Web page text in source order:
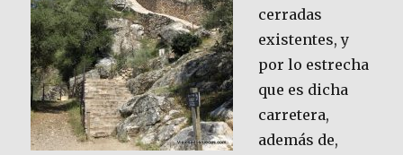
cerradas
existentes, y
por lo estrecha
que es dicha
carretera,
además de,